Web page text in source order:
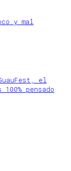
y mal
el
pensado